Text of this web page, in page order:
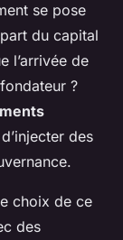
se pose
du capital
l’arrivée de
?
des
choix de ce
des